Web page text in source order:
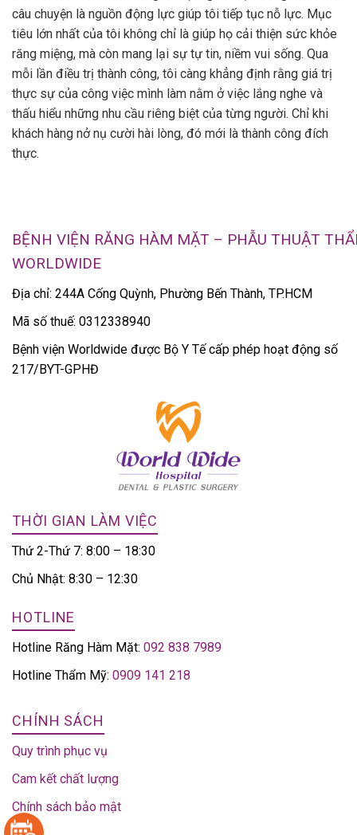
câu chuyện là nguồn động lực giúp tôi tiếp tục nỗ lực. Mục
tiêu lớn nhất của tôi không chỉ là giúp họ cải thiện sức khỏe
răng miệng, mà còn mang lại sự tự tin, niềm vui sống. Qua
mỗi lần điều trị thành công, tôi càng khẳng định rằng giá trị
thực sự của công việc mình làm nằm ở việc lắng nghe và
thấu hiểu những nhu cầu riêng biệt của từng người. Chỉ khi
khách hàng nở nụ cười hài lòng, đó mới là thành công đích
thực.
BỆNH VIỆN RĂNG HÀM MẶT – PHẪU THUẬT
WORLDWIDE
Địa chỉ: 244A Cống Quỳnh, Phường Bến Thành, TP.HCM
Mã số thuế: 0312338940
Bệnh viện Worldwide được Bộ Y Tế cấp phép hoạt động số
217/BYT-GPHĐ
THỜI GIAN LÀM VIỆC
Thứ 2-Thứ 7: 8:00 – 18:30
Chủ Nhật: 8:30 – 12:30
HOTLINE
Hotline Răng Hàm Mặt: 092 838 7989
Hotline Thẩm Mỹ: 0909 141 218
CHÍNH SÁCH
Quy trình phục vụ
Cam kết chất lượng
Chính sách bảo mật